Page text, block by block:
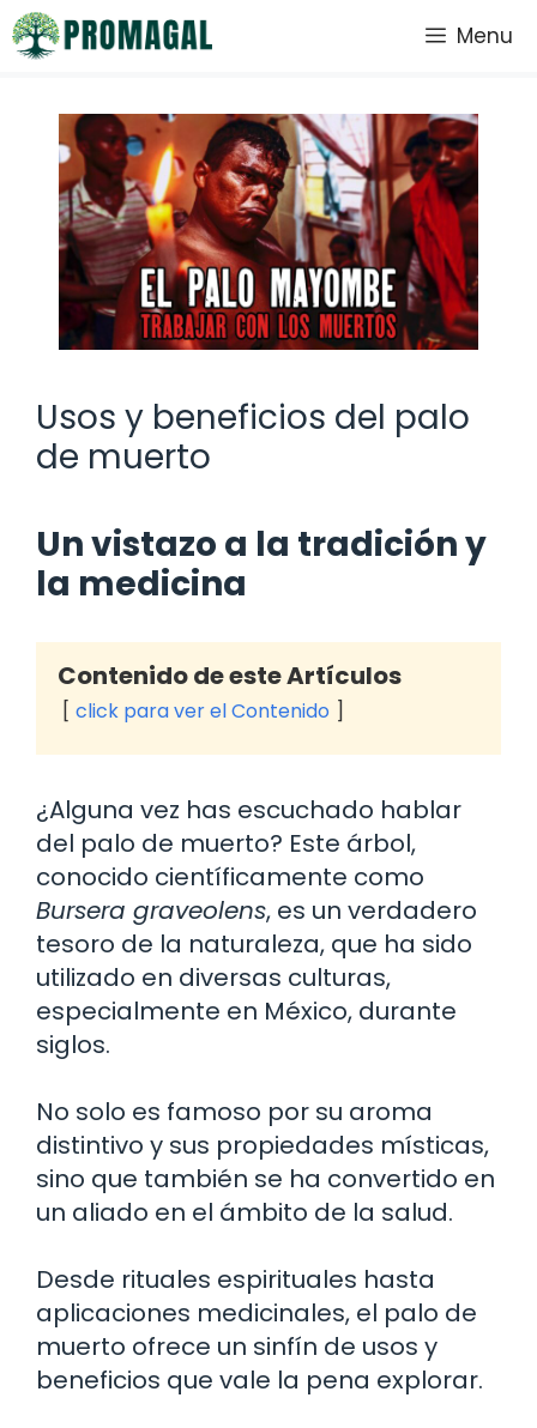
Saltar
al
Menu
Usos y beneficios del palo
de muerto
Un vistazo a la tradición y
la medicina
Contenido de este Artículos
click para ver el Contenido
¿Alguna vez has escuchado hablar
del palo de muerto? Este árbol,
conocido científicamente como
Bursera graveolens, es un verdadero
tesoro de la naturaleza, que ha sido
utilizado en diversas culturas,
especialmente en México, durante
siglos.
No solo es famoso por su aroma
distintivo y sus propiedades místicas,
sino que también se ha convertido en
un aliado en el ámbito de la salud.
Desde rituales espirituales hasta
aplicaciones medicinales, el palo de
muerto ofrece un sinfín de usos y
beneficios que vale la pena explorar.